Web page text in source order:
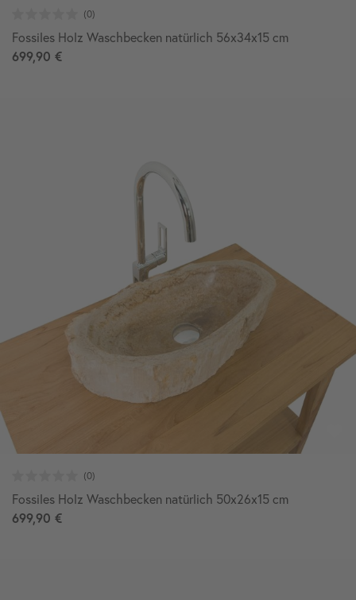
Fossiles Holz Waschbecken natürlich 56x34x15 cm
699,90 €
Fossiles Holz Waschbecken natürlich 50x26x15 cm
699,90 €